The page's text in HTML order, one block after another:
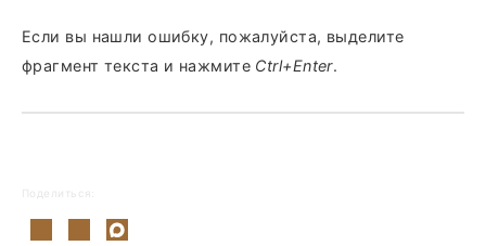
Если вы нашли ошибку, пожалуйста, выделите
фрагмент текста и нажмите Ctrl+Enter.
Поделиться: